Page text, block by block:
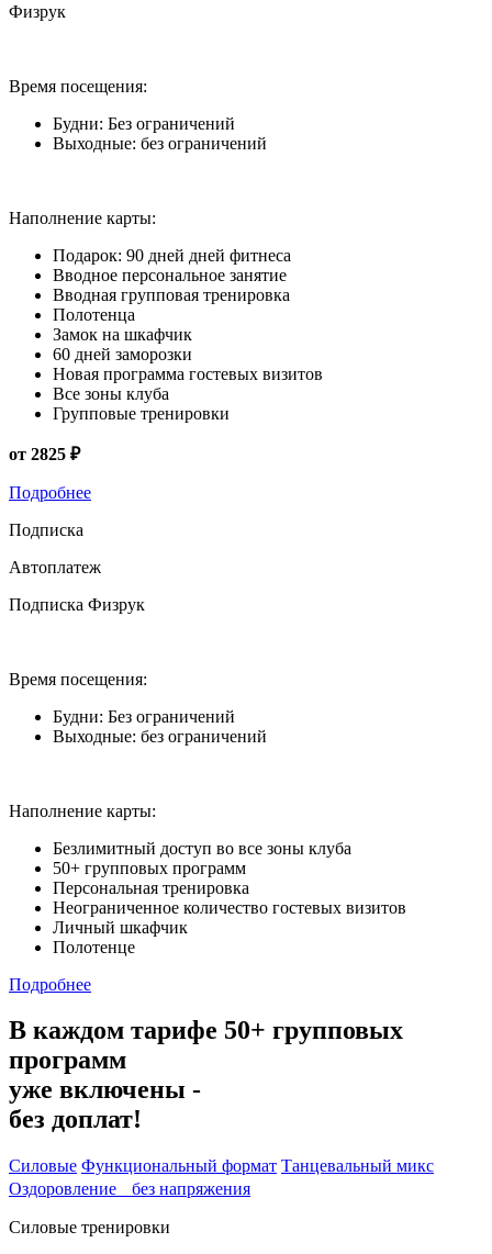
Физрук
Время посещения:
Будни: Без ограничений
Выходные: без ограничений
Наполнение карты:
Подарок: 90 дней дней фитнеса
Вводное персональное занятие
Вводная групповая тренировка
Полотенца
Замок на шкафчик
60 дней заморозки
Новая программа гостевых визитов
Все зоны клуба
Групповые тренировки
от 2825 ₽
Подробнее
Подписка
Автоплатеж
Подписка Физрук
Время посещения:
Будни: Без ограничений
Выходные: без ограничений
Наполнение карты:
Безлимитный доступ во все зоны клуба
50+ групповых программ
Персональная тренировка
Неограниченное количество гостевых визитов
Личный шкафчик
Полотенце
Подробнее
В каждом тарифе 50+ групповых
программ
уже включены -
без доплат!
Силовые Функциональный формат Танцевальный микс
Оздоровление без напряжения
Силовые тренировки